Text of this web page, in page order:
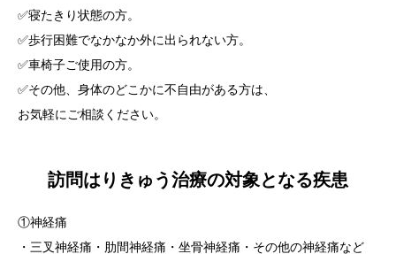
✅寝たきり状態の方。
✅歩行困難でなかなか外に出られない方。
✅車椅子ご使用の方。
✅その他、身体のどこかに不自由がある方は、
お気軽にご相談ください。
訪問はりきゅう治療の対象となる疾患
①神経痛
・三叉神経痛・肋間神経痛・坐骨神経痛・その他の神経痛など